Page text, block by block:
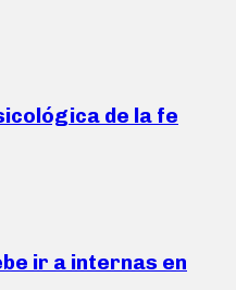
de la fe
ir a internas en